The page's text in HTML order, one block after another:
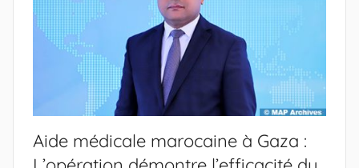
Aide médicale marocaine à Gaza :